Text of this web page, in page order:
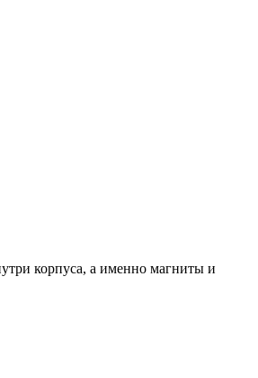
корпуса, а именно магниты и